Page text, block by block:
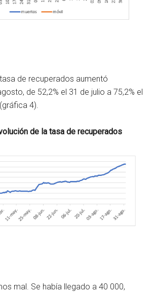
de recuperados aumentó
de 52,2% el 31 de julio a 75,2% el
4).
de la tasa de recuperados
mal. Se había llegado a 40 000,